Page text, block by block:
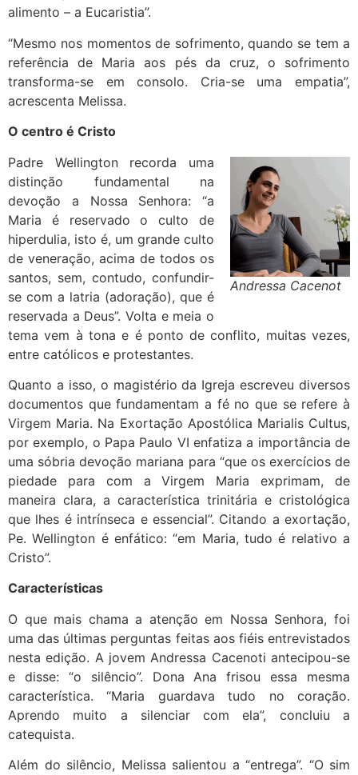
alimento – a Eucaristia”.
“Mesmo nos momentos de sofrimento, quando se tem a
referência de Maria aos pés da cruz, o sofrimento
transforma-se em consolo. Cria-se uma empatia”,
acrescenta Melissa.
O centro é Cristo
Andressa Cacenot
Padre Wellington recorda uma
distinção fundamental na
devoção a Nossa Senhora: “a
Maria é reservado o culto de
hiperdulia, isto é, um grande culto
de veneração, acima de todos os
santos, sem, contudo, confundir-
se com a latria (adoração), que é
reservada a Deus”. Volta e meia o
tema vem à tona e é ponto de conflito, muitas vezes,
entre católicos e protestantes.
Quanto a isso, o magistério da Igreja escreveu diversos
documentos que fundamentam a fé no que se refere à
Virgem Maria. Na Exortação Apostólica Marialis Cultus,
por exemplo, o Papa Paulo VI enfatiza a importância de
uma sóbria devoção mariana para “que os exercícios de
piedade para com a Virgem Maria exprimam, de
maneira clara, a característica trinitária e cristológica
que lhes é intrínseca e essencial”. Citando a exortação,
Pe. Wellington é enfático: “em Maria, tudo é relativo a
Cristo”.
Características
O que mais chama a atenção em Nossa Senhora, foi
uma das últimas perguntas feitas aos fiéis entrevistados
nesta edição. A jovem Andressa Cacenoti antecipou-se
e disse: “o silêncio”. Dona Ana frisou essa mesma
característica. “Maria guardava tudo no coração.
Aprendo muito a silenciar com ela”, concluiu a
catequista.
Além do silêncio, Melissa salientou a “entrega”. “O sim